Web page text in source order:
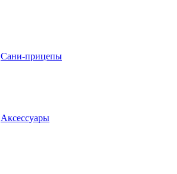
Сани-прицепы
Аксессуары